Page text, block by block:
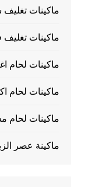
ماكينات
ماكينات تغليف
ماكينات لحام
ماكينات لحام
ماكينات لحام
ماكينة عصر الزيوت موديل